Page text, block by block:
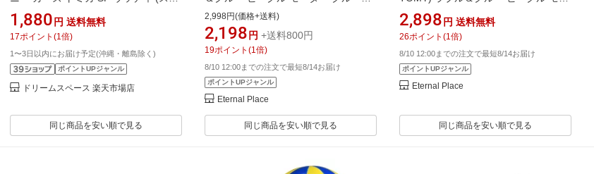
ンダードタイプ) ミニカー おもちゃ 3
歳以上
1,880 円 送料無料
17ポイント (1 倍)
1〜3日以内にお届け予定(沖縄・離島除く)
ポイントUPジャンル
ドリームスペース 楽天市場店
同じ商品を安い順で見る
ラッシュローラー
2,998円(価格+送料)
2,198 円 +送料800円
19ポイント (1 倍)
8/10 12:00までの注文で最短8/14お届け
ポイントUPジャンル
Eternal Place
同じ商品を安い順で見る
ター クルークラッシュローラー
2,898 円 送料無料
26ポイント (1 倍)
8/10 12:00までの注文で最短8/14お届け
ポイントUPジャンル
Eternal Place
同じ商品を安い順で見る